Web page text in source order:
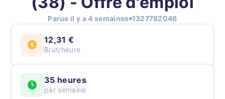
Parue il y a 4 semaines 1327782046
12,31 €
Brut/heure
35 heures
par semaine